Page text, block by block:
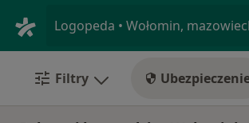
Logopeda • Wołomin,
Filtry